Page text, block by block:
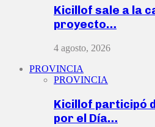
Kicillof sale a la
proyecto…
4 agosto, 2026
PROVINCIA
PROVINCIA
Kicillof participó
por el Día…